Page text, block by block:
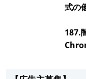
式の
187.